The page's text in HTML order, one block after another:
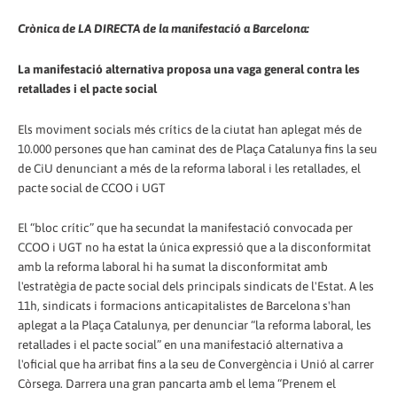
Crònica de LA DIRECTA de la manifestació a Barcelona:
La manifestació alternativa proposa una vaga general contra les
retallades i el pacte social
Els moviment socials més crítics de la ciutat han aplegat més de
10.000 persones que han caminat des de Plaça Catalunya fins la seu
de CiU denunciant a més de la reforma laboral i les retallades, el
pacte social de CCOO i UGT
El “bloc crític” que ha secundat la manifestació convocada per
CCOO i UGT no ha estat la única expressió que a la disconformitat
amb la reforma laboral hi ha sumat la disconformitat amb
l'estratègia de pacte social dels principals sindicats de l'Estat. A les
11h, sindicats i formacions anticapitalistes de Barcelona s'han
aplegat a la Plaça Catalunya, per denunciar “la reforma laboral, les
retallades i el pacte social” en una manifestació alternativa a
l'oficial que ha arribat fins a la seu de Convergència i Unió al carrer
Còrsega. Darrera una gran pancarta amb el lema “Prenem el